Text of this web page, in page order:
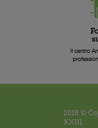
2018 ©
XXIII